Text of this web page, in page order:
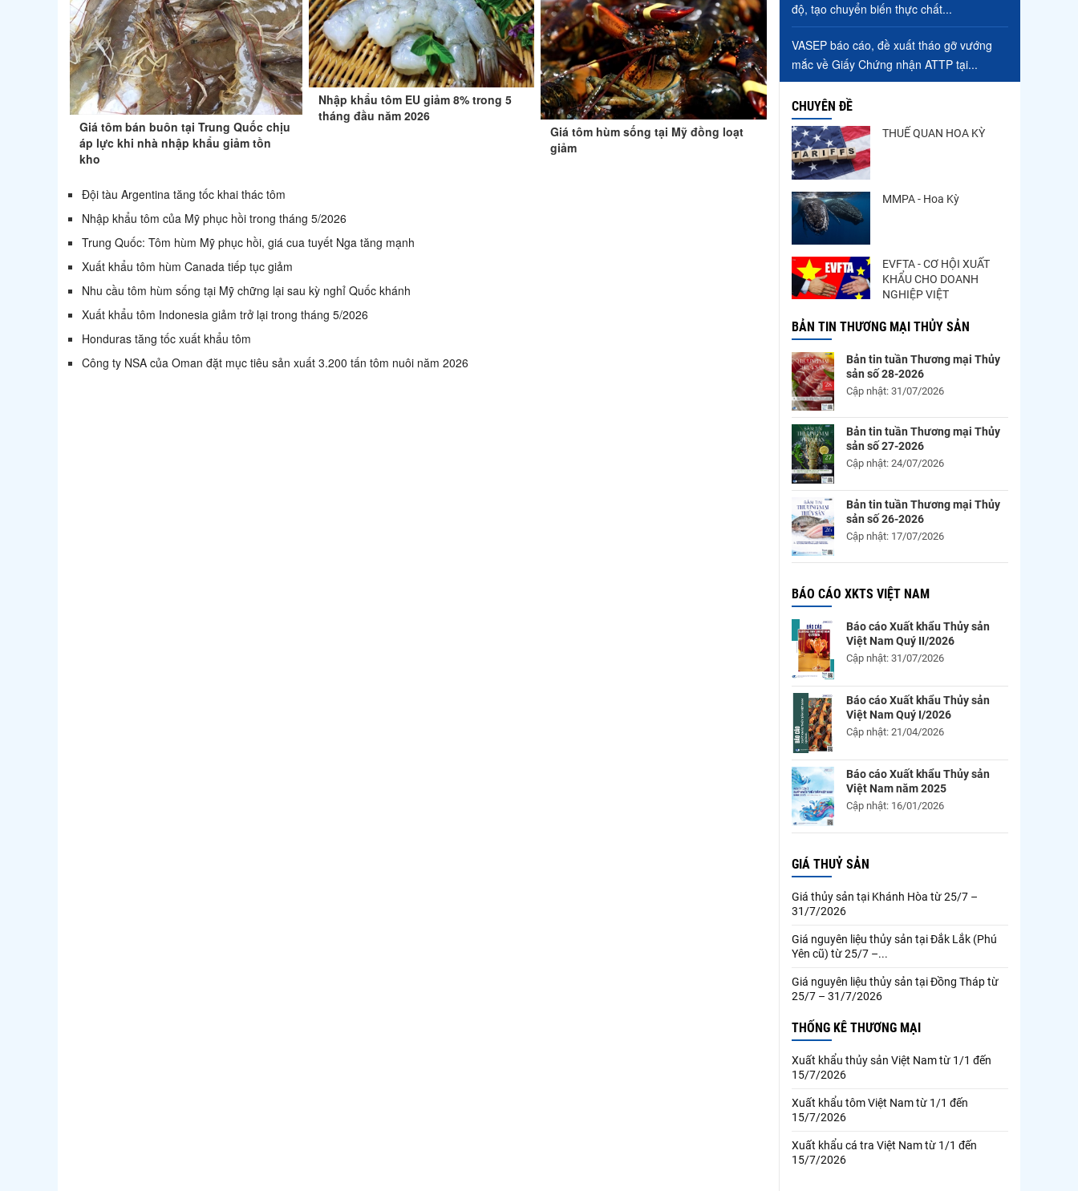
Giá tôm bán buôn tại Trung Quốc chịu
áp lực khi nhà nhập khẩu giảm tồn
kho
Nhập khẩu tôm EU giảm 8% trong 5
tháng đầu năm 2026
Giá tôm hùm sống tại Mỹ đồng loạt
giảm
Đội tàu Argentina tăng tốc khai thác tôm
Nhập khẩu tôm của Mỹ phục hồi trong tháng 5/2026
Trung Quốc: Tôm hùm Mỹ phục hồi, giá cua tuyết Nga tăng mạnh
Xuất khẩu tôm hùm Canada tiếp tục giảm
Nhu cầu tôm hùm sống tại Mỹ chững lại sau kỳ nghỉ Quốc khánh
Xuất khẩu tôm Indonesia giảm trở lại trong tháng 5/2026
Honduras tăng tốc xuất khẩu tôm
Công ty NSA của Oman đặt mục tiêu sản xuất 3.200 tấn tôm nuôi năm 2026
độ, tạo chuyển biến thực chất...
VASEP báo cáo, đề xuất tháo gỡ vướng
mắc về Giấy Chứng nhận ATTP tại...
CHUYÊN ĐỀ
THUẾ QUAN HOA KỲ
MMPA - Hoa Kỳ
EVFTA - CƠ HỘI XUẤT
KHẨU CHO DOANH
NGHIỆP VIỆT
BẢN TIN THƯƠNG MẠI THỦY SẢN
Bản tin tuần Thương mại Thủy
sản số 28-2026
Cập nhật: 31/07/2026
Bản tin tuần Thương mại Thủy
sản số 27-2026
Cập nhật: 24/07/2026
Bản tin tuần Thương mại Thủy
sản số 26-2026
Cập nhật: 17/07/2026
BÁO CÁO XKTS VIỆT NAM
Báo cáo Xuất khẩu Thủy sản
Việt Nam Quý II/2026
Cập nhật: 31/07/2026
Báo cáo Xuất khẩu Thủy sản
Việt Nam Quý I/2026
Cập nhật: 21/04/2026
Báo cáo Xuất khẩu Thủy sản
Việt Nam năm 2025
Cập nhật: 16/01/2026
GIÁ THUỶ SẢN
Giá thủy sản tại Khánh Hòa từ 25/7 –
31/7/2026
Giá nguyên liệu thủy sản tại Đắk Lắk (Phú
Yên cũ) từ 25/7 –...
Giá nguyên liệu thủy sản tại Đồng Tháp từ
25/7 – 31/7/2026
THỐNG KÊ THƯƠNG MẠI
Xuất khẩu thủy sản Việt Nam từ 1/1 đến
15/7/2026
Xuất khẩu tôm Việt Nam từ 1/1 đến
15/7/2026
Xuất khẩu cá tra Việt Nam từ 1/1 đến
15/7/2026